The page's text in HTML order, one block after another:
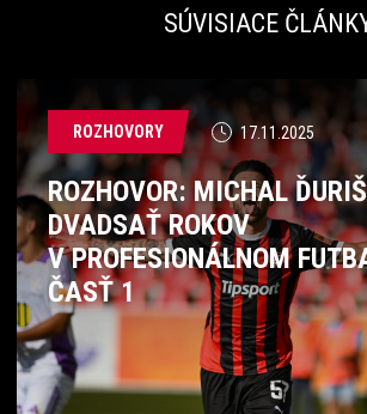
SÚVISIACE
ROZHOVORY 17.11.2025
ROZHOVOR: MICHAL
DVADSAŤ ROKOV
V PROFESIONÁLNOM
ČASŤ 1